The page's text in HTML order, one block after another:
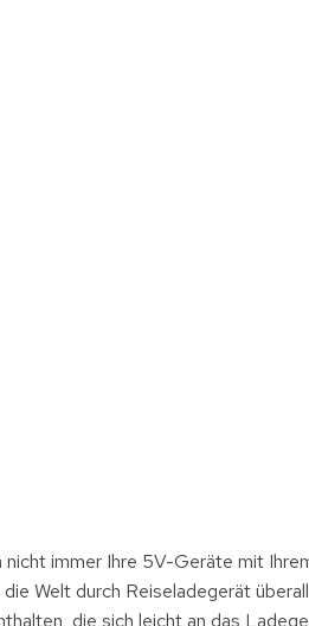
immer Ihre 5V-Geräte mit
Welt durch Reiseladegerät
die sich leicht an das